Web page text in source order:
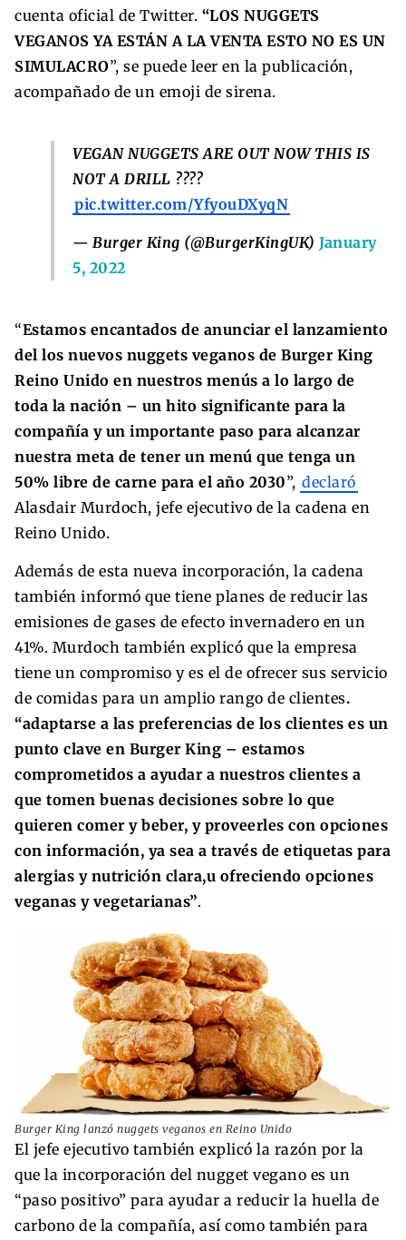
cuenta oficial de Twitter. “LOS NUGGETS
VEGANOS YA ESTÁN A LA VENTA ESTO NO ES UN
SIMULACRO”, se puede leer en la publicación,
acompañado de un emoji de sirena.
VEGAN NUGGETS ARE OUT NOW THIS IS
NOT A DRILL ????
pic.twitter.com/YfyouDXyqN
— Burger King (@BurgerKingUK) January
5, 2022
“Estamos encantados de anunciar el lanzamiento
del los nuevos nuggets veganos de Burger King
Reino Unido en nuestros menús a lo largo de
toda la nación – un hito significante para la
compañía y un importante paso para alcanzar
nuestra meta de tener un menú que tenga un
50% libre de carne para el año 2030”, declaró
Alasdair Murdoch, jefe ejecutivo de la cadena en
Reino Unido.
Además de esta nueva incorporación, la cadena
también informó que tiene planes de reducir las
emisiones de gases de efecto invernadero en un
41%. Murdoch también explicó que la empresa
tiene un compromiso y es el de ofrecer sus servicio
de comidas para un amplio rango de clientes.
“adaptarse a las preferencias de los clientes es un
punto clave en Burger King – estamos
comprometidos a ayudar a nuestros clientes a
que tomen buenas decisiones sobre lo que
quieren comer y beber, y proveerles con opciones
con información, ya sea a través de etiquetas para
alergias y nutrición clara,u ofreciendo opciones
veganas y vegetarianas”.
Burger King lanzó nuggets veganos en Reino Unido
El jefe ejecutivo también explicó la razón por la
que la incorporación del nugget vegano es un
“paso positivo” para ayudar a reducir la huella de
carbono de la compañía, así como también para